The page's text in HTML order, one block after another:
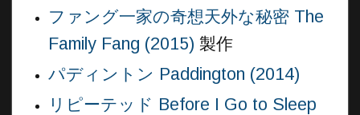
ファング一家の奇想天外な秘密 The
Family Fang (2015) 製作
パディントン Paddington (2014)
リピーテッド Before I Go to Sleep